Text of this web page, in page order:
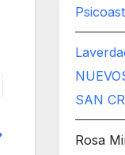
SAN
Rosa